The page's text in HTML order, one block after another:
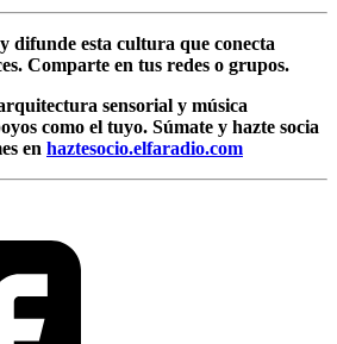
difunde esta cultura que conecta
Comparte en tus redes o grupos.
sensorial y música
como el tuyo. Súmate y hazte socia
en haztesocio.elfaradio.com